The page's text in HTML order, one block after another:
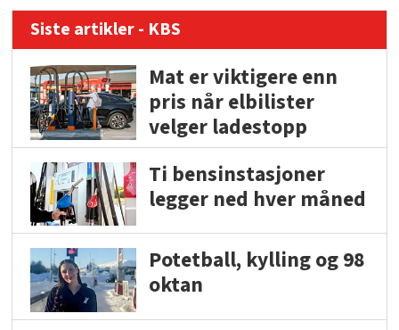
Siste artikler - KBS
Mat er viktigere enn
pris når elbilister
velger ladestopp
Ti bensinstasjoner
legger ned hver måned
Potetball, kylling og 98
oktan